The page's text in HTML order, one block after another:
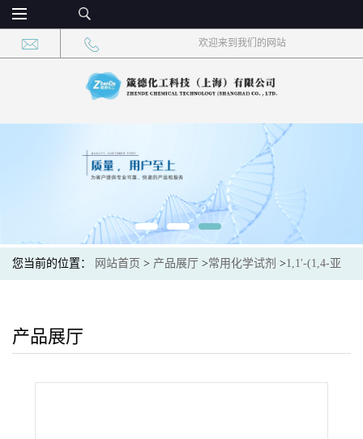
欢迎来到我们的网站
您当前的位置： 网站首页 > 产品展厅 >常用化学试剂 >1,1'-(1,4-亚
产品展厅